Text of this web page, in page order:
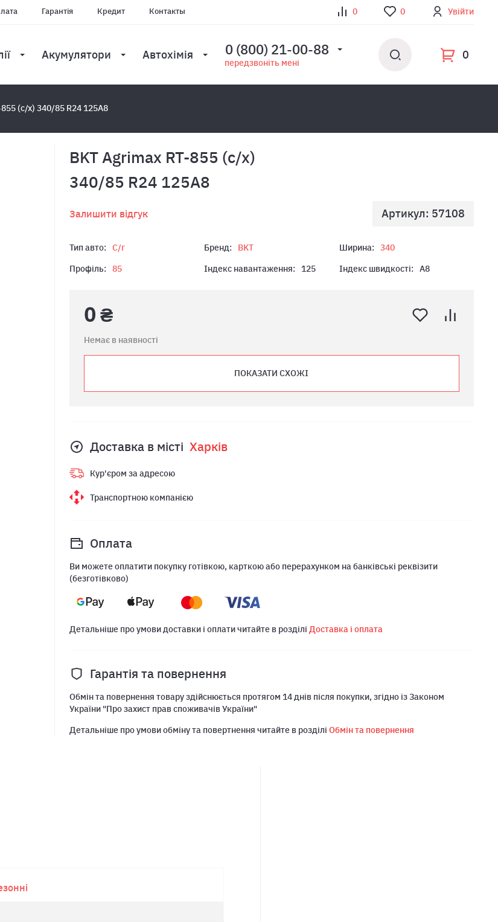
Гарантія Кредит Контакты 0 0 Увійти
Акумулятори Автохімія 0 (800) 21-00-88
передзвоніть мені
0
(с/х) 340/85 R24 125A8
BKT Agrimax RT-855 (с/х)
340/85 R24 125A8
Залишити відгук Артикул: 57108
Тип авто: С/г Бренд: BKT Ширина:
340
Профіль:
85 Індекс навантаження: 125 Індекс швидкості: A8
0 ₴
Немає в наявності
ПОКАЗАТИ СХОЖІ
Доставка в місті Харкiв
Кур'єром за адресою
Транспортною компанією
Оплата
Ви можете оплатити покупку готівкою, карткою або перерахунком на банківські реквізити
(безготівково)
Детальніше про умови доставки і оплати читайте в розділі Доставка і оплата
Гарантія та повернення
Обмін та повернення товару здійснюється протягом 14 днів після покупки, згідно із Законом
України "Про захист прав споживачів України"
Детальніше про умови обміну та повертнення читайте в розділі Обмін та повернення